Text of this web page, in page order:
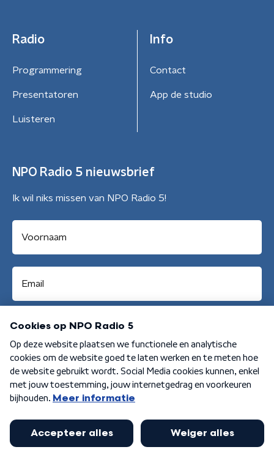
Radio
Programmering
Presentatoren
Luisteren
Info
Contact
App de studio
NPO Radio 5 nieuwsbrief
Ik wil niks missen van NPO Radio 5!
Aanmelden
Algemene voorwaarden